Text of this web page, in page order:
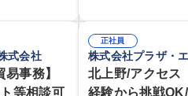
しており、
イベートの
が整備され
しつつ、仕
研究開発の進捗・タ
ート ■AMED等公的研
および経費管理 ■社内
研究開発に関わる総務・庶務 募集職種
ルリモート・時短勤務
請・執行管理経験 ■英
【働き方について】フ
務、時短勤務など個
軟な働き方が可能です
式会社
事務】
等相談可
正社員
株式会社プラザ・
北上野/アクセス
経験から挑戦